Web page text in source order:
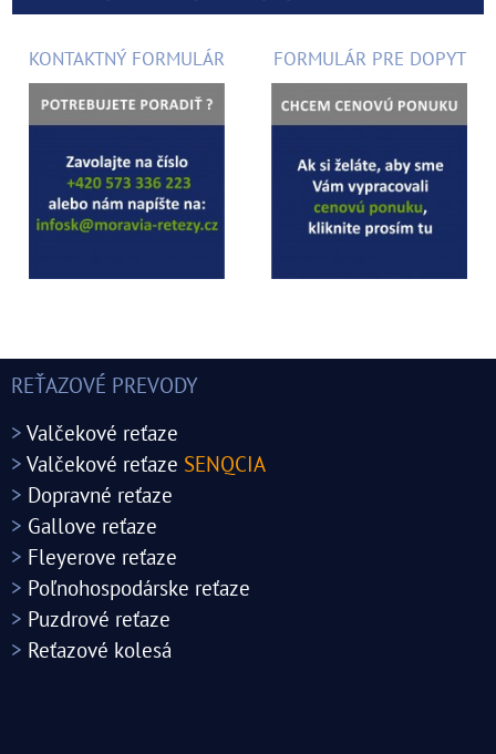
KONTAKTNÝ FORMULÁR FORMULÁR PRE DOPYT
REŤAZOVÉ PREVODY
> Valčekové reťaze
> Valčekové reťaze SENQCIA
> Dopravné reťaze
> Gallove reťaze
> Fleyerove reťaze
> Poľnohospodárske reťaze
> Puzdrové reťaze
> Reťazové kolesá